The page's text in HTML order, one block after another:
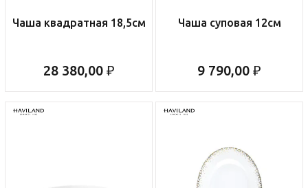
Чаша квадратная 18,5см
28 380,00 ₽
Чаша суповая 12см
9 790,00 ₽